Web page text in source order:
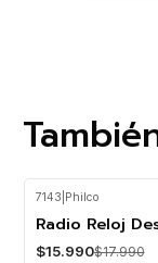
-11% OFF
7143 Philco
Radio Reloj
$15.990$17.990